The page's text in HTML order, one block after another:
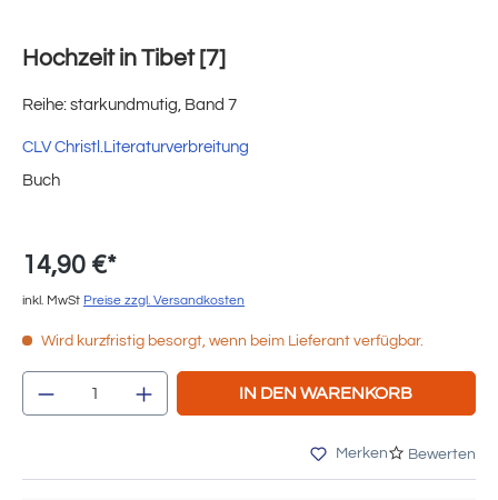
Hochzeit in Tibet [7]
Reihe: starkundmutig, Band 7
CLV Christl.Literaturverbreitung
Buch
14,90 €*
inkl. MwSt Preise zzgl. Versandkosten
Wird kurzfristig besorgt, wenn beim Lieferant verfügbar.
Produkt Anzahl: Gib den gewünschten
IN DEN WARENKORB
Merken Bewerten